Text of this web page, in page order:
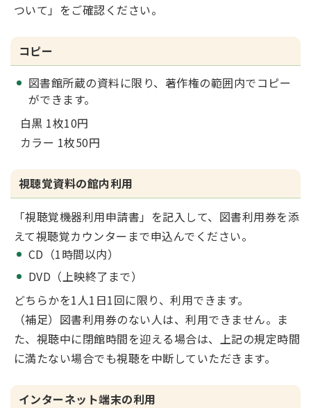
ついて」をご確認ください。
コピー
図書館所蔵の資料に限り、著作権の範囲内でコピー
ができます。
白黒 1枚10円
カラー 1枚50円
視聴覚資料の館内利用
「視聴覚機器利用申請書」を記入して、図書利用券を添
えて視聴覚カウンターまで申込んでください。
CD（1時間以内）
DVD（上映終了まで）
どちらかを1人1日1回に限り、利用できます。
（補足）図書利用券のない人は、利用できません。ま
た、視聴中に閉館時間を迎える場合は、上記の規定時間
に満たない場合でも視聴を中断していただきます。
インターネット端末の利用